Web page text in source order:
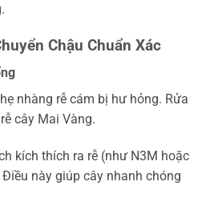
Chậu Chuẩn Xác
nhàng rễ cám bị hư hỏng. Rửa
cây Mai Vàng.
kích thích ra rễ (như N3M hoặc
này giúp cây nhanh chóng